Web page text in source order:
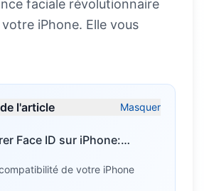
faciale révolutionnaire
iPhone. Elle vous
l'article Masquer
Face ID sur iPhone:
de votre iPhone